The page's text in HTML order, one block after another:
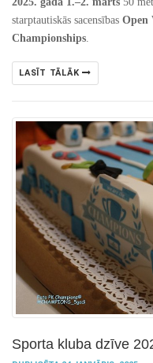
starptautiskās sacensības Open
Championships.
LASĪT TĀLĀK
Sporta kluba dzīve